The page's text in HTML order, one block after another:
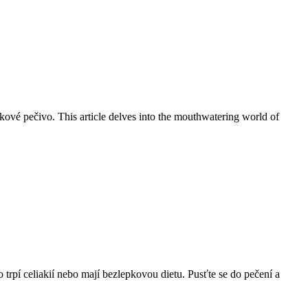
pečivo. This ⁤article delves into the mouthwatering world ‌of
celiakií nebo mají bezlepkovou dietu. Pusťte se do pečení a